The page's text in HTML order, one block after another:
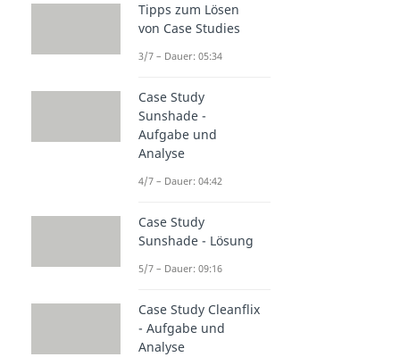
Tipps zum Lösen
von Case Studies
3/7 – Dauer: 05:34
Case Study
Sunshade -
Aufgabe und
Analyse
4/7 – Dauer: 04:42
Case Study
Sunshade - Lösung
5/7 – Dauer: 09:16
Case Study Cleanflix
- Aufgabe und
Analyse